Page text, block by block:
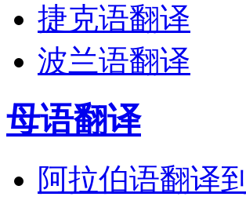
捷克语翻译
波兰语翻译
母语翻译
阿拉伯语翻译